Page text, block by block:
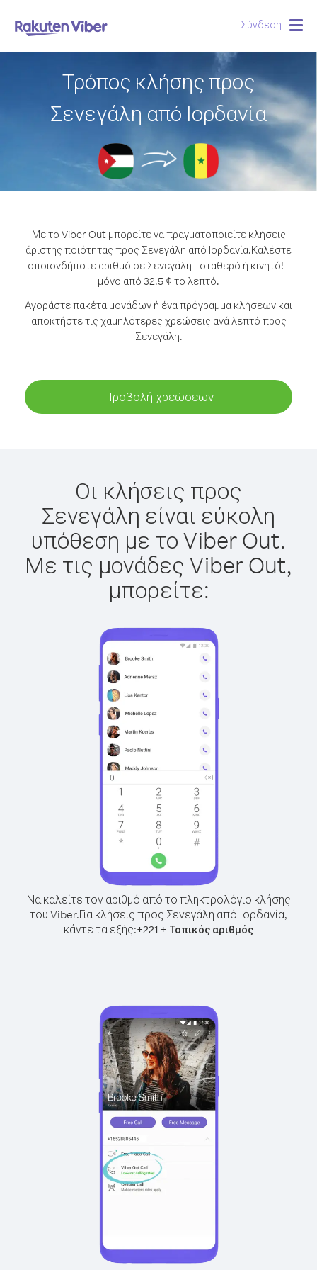
Σύνδεση
Τρόπος κλήσης προς
Σενεγάλη από Ιορδανία
Με το Viber Out μπορείτε να πραγματοποιείτε κλήσεις
άριστης ποιότητας προς Σενεγάλη από Ιορδανία.Καλέστε
οποιονδήποτε αριθμό σε Σενεγάλη - σταθερό ή κινητό! -
μόνο από 32.5 ¢ το λεπτό.
Αγοράστε πακέτα μονάδων ή ένα πρόγραμμα κλήσεων και
αποκτήστε τις χαμηλότερες χρεώσεις ανά λεπτό προς
Σενεγάλη.
Προβολή χρεώσεων
Οι κλήσεις προς
Σενεγάλη είναι εύκολη
υπόθεση με το Viber Out.
Με τις μονάδες Viber Out,
μπορείτε:
Να καλείτε τον αριθμό από το πληκτρολόγιο κλήσης
του Viber.Για κλήσεις προς Σενεγάλη από Ιορδανία,
κάντε τα εξής:+221 + Τοπικός αριθμός